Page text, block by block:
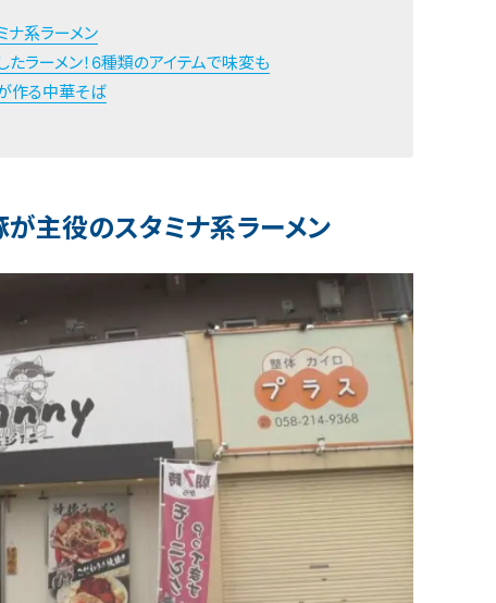
ナ系ラーメン
ラーメン！6種類のアイテムで味変も
作る中華そば
が主役のスタミナ系ラーメン